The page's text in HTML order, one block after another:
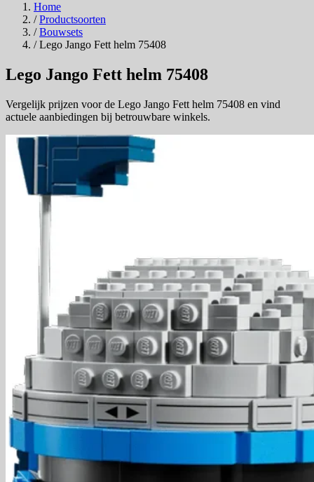
Home
/ Productsoorten
/ Bouwsets
/ Lego Jango Fett helm 75408
Lego Jango Fett helm 75408
Vergelijk prijzen voor de Lego Jango Fett helm 75408 en vind
actuele aanbiedingen bij betrouwbare winkels.